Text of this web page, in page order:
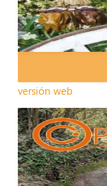
versión web